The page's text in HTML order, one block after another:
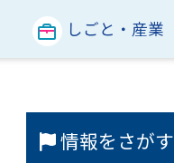
しごと・産業
情報をさがす